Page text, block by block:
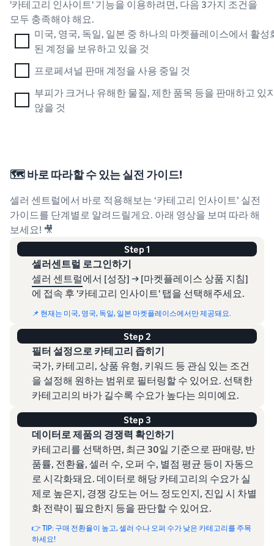
'카테고리 인사이트' 기능을 이용하려면, 다음 3가지 조건을
모두 충족해야 해요.
미국, 영국, 독일, 일본 중 하나의 마켓플레이스에서 활성
된 계정을 보유하고 있을 것
프로페셔널 판매 계정을 사용 중일 것
부피가 크거나 유해한 물질, 제한 품목 등을 판매하고 있
않을 것
🗺️ 바로 따라할 수 있는 실전 가이드!
셀러 센트럴에서 바로 적용해보는 ‘카테고리 인사이트’ 실전
가이드를 단계별로 알려드릴게요. 아래 영상을 보며 따라 해
보세요! 🎥
Step 1
셀러센트럴 로그인하기
셀러 센트럴에서 [성장] → [마켓플레이스 상품 지침]
에 접속 후 '카테고리 인사이트' 탭을 선택해주세요.
📌 현재는 미국, 영국, 독일, 일본 마켓플레이스에서만 제공돼요.
Step 2
필터 설정으로 카테고리 좁히기
국가, 카테고리, 상품 유형, 키워드 등 관심 있는 조건
을 설정해 원하는 범위로 필터링할 수 있어요. 선택한
카테고리의 바가 길수록 수요가 높다는 의미예요.
Step 3
데이터로 제품의 경쟁력 확인하기
카테고리를 선택하면, 최근 30일 기준으로 판매량, 반
품률, 전환율, 셀러 수, 오퍼 수, 별점 평균 등이 자동으
로 시각화돼요. 데이터로 해당 카테고리의 수요가 실
제로 높은지, 경쟁 강도는 어느 정도인지, 진입 시 차별
화 전략이 필요한지 등을 판단할 수 있어요.
👉 TIP: 구매 전환율이 높고, 셀러 수나 오퍼 수가 낮은 카테고리를 주목
하세요!